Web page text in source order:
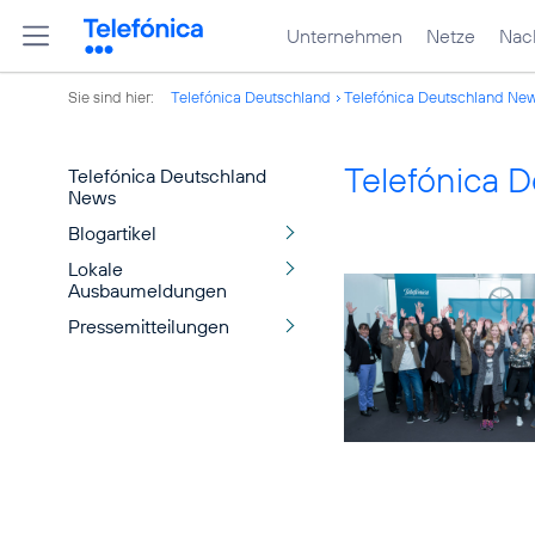
Unternehmen Netze
Sie sind hier: Telefónica Deutschland Telefónica Deutschland
Telefónica Deutschland
News
Blogartikel
Lokale
Ausbaumeldungen
Pressemitteilungen
Telefónica